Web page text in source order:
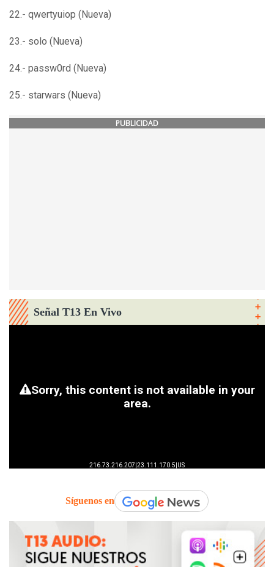
22.- qwertyuiop (Nueva)
23.- solo (Nueva)
24.- passw0rd (Nueva)
25.- starwars (Nueva)
PUBLICIDAD
Señal T13 En Vivo
Síguenos en